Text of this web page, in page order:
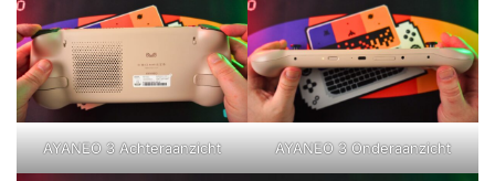
AYANEO 3 Achteraanzicht AYANEO 3 Onderaanzicht